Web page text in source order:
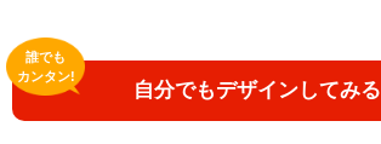
自分でもデザインしてみる
誰でも
カンタン!